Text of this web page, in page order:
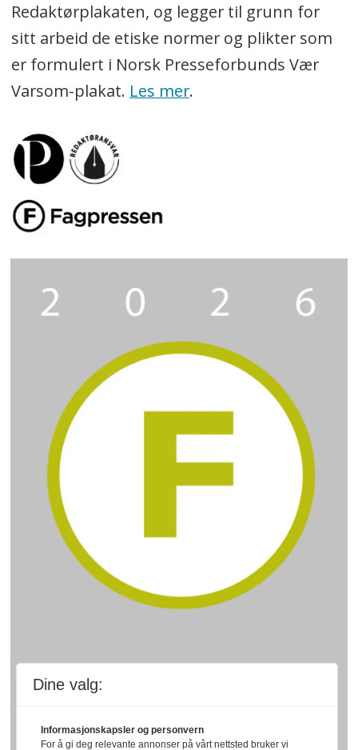
Redaktørplakaten, og legger til grunn for
sitt arbeid de etiske normer og plikter som
er formulert i Norsk Presseforbunds Vær
Varsom-plakat. Les mer.
Dine valg:
Informasjonskapsler og personvern
For å gi deg relevante annonser på vårt nettsted bruker vi